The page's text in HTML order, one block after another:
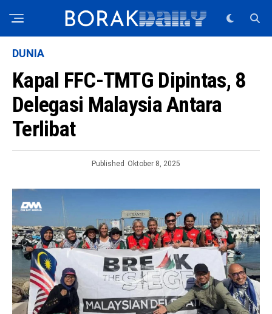
DUNIA
Kapal FFC-TMTG Dipintas, 8
Delegasi Malaysia Antara
Terlibat
Published Oktober 8, 2025